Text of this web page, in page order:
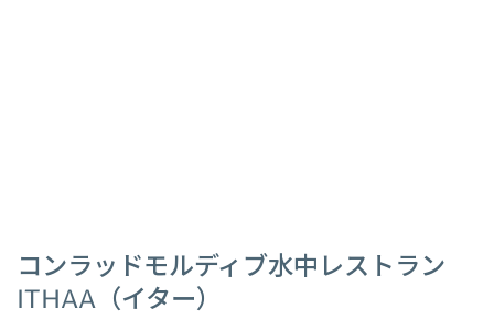
コンラッドモルディブ水中レストラン
ITHAA（イター）